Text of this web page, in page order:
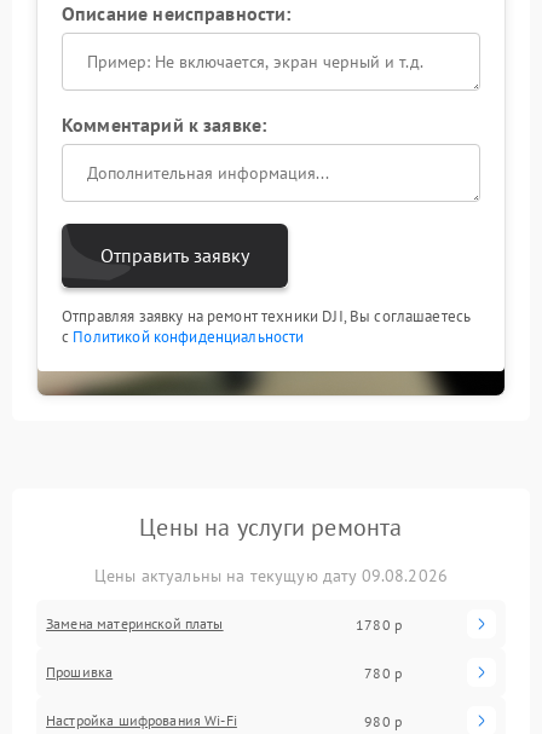
Описание неисправности:
Комментарий к заявке:
Отправить заявку
Отправляя заявку на ремонт техники DJI, Вы соглашаетесь
с Политикой конфиденциальности
Цены на услуги ремонта
Цены актуальны на текущую дату 09.08.2026
Замена материнской платы 1780 р
Прошивка 780 р
Настройка шифрования Wi-Fi 980 р